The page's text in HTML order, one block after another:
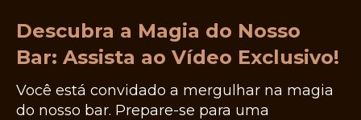
Descubra a Magia do Nosso
Bar: Assista ao Vídeo Exclusivo!
Você está convidado a mergulhar na magia
do nosso bar. Prepare-se para uma